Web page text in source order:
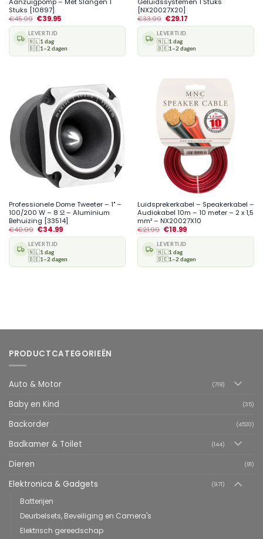
Stuks [10897]
€45.99 €39.95
LEVERTIJD
🇳🇱1 dag
🇧🇪1–2 dagen
[NX20027X20]
€33.99 €29.17
LEVERTIJD
🇳🇱1 dag
🇧🇪1–2 dagen
Professionele Dome Tweeter – 1" –
100/200 W – 8 Ω – Aluminium
Behuizing [33514]
€40.99 €34.99
LEVERTIJD
🇳🇱1 dag
🇧🇪1–2 dagen
Luidsprekerkabel – Speakerkabel –
Audiokabel 10m – 10 meter – 2 x 1,5
mm² – NX20027X10
€21.99 €18.99
LEVERTIJD
🇳🇱1 dag
🇧🇪1–2 dagen
PRODUCTCATEGORIEËN
Auto & Motor (718)
Baby en Kind (35)
Backorder (4520)
Badkamer & Toilet (144)
Dieren (81)
Elektronica & Gadgets (971)
Batterijen
Deurbelsets, Beveiliging en Camera's
Elektrisch gereedschap